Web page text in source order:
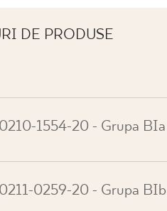
DE PRODUSE
1554-20 - Grupa BIa
0259-20 - Grupa BIb